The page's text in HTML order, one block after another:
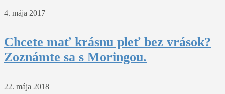
4. mája 2017
Chcete mať krásnu pleť bez vrások?
Zoznámte sa s Moringou.
22. mája 2018